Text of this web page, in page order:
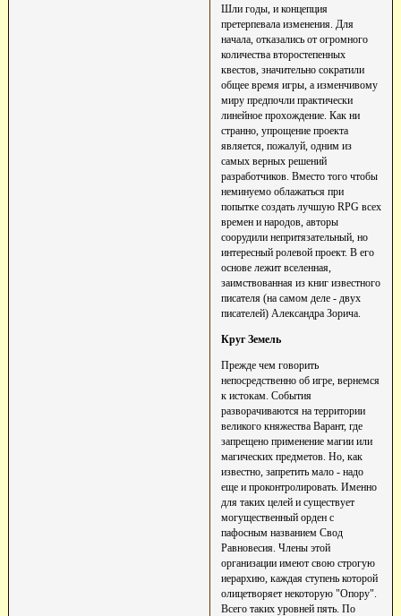
Шли годы, и концепция
претерпевала изменения. Для
начала, отказались от огромного
количества второстепенных
квестов, значительно сократили
общее время игры, а изменчивому
миру предпочли практически
линейное прохождение. Как ни
странно, упрощение проекта
является, пожалуй, одним из
самых верных решений
разработчиков. Вместо того чтобы
неминуемо облажаться при
попытке создать лучшую RPG всех
времен и народов, авторы
соорудили непритязательный, но
интересный ролевой проект. В его
основе лежит вселенная,
заимствованная из книг известного
писателя (на самом деле - двух
писателей) Александра Зорича.
Круг Земель
Прежде чем говорить
непосредственно об игре, вернемся
к истокам. События
разворачиваются на территории
великого княжества Варант, где
запрещено применение магии или
магических предметов. Но, как
известно, запретить мало - надо
еще и проконтролировать. Именно
для таких целей и существует
могущественный орден с
пафосным названием Свод
Равновесия. Члены этой
организации имеют свою строгую
иерархию, каждая ступень которой
олицетворяет некоторую "Опору".
Всего таких уровней пять. По